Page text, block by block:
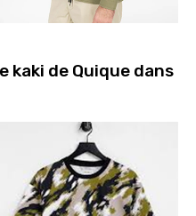
kaki de Quique dans